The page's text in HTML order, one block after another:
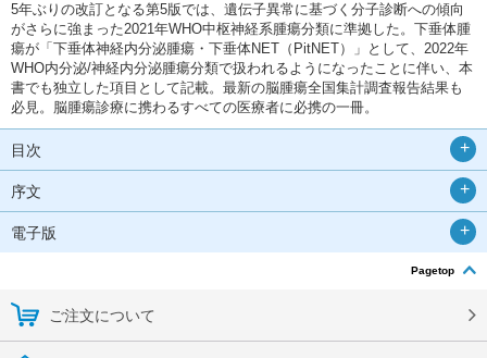
5年ぶりの改訂となる第5版では、遺伝子異常に基づく分子診断への傾向
がさらに強まった2021年WHO中枢神経系腫瘍分類に準拠した。下垂体腫
瘍が「下垂体神経内分泌腫瘍・下垂体NET（PitNET）」として、2022年
WHO内分泌/神経内分泌腫瘍分類で扱われるようになったことに伴い、本
書でも独立した項目として記載。最新の脳腫瘍全国集計調査報告結果も
必見。脳腫瘍診療に携わるすべての医療者に必携の一冊。
目次
序文
電子版
Pagetop
ご注文について